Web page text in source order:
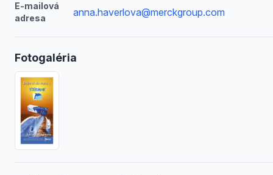
E-mailová
adresa
anna.haverlova@merckgroup.com
Fotogaléria